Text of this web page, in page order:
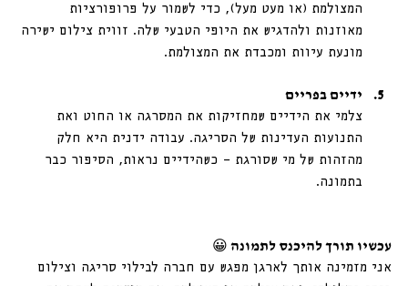
המצולמת (או מעט מעל), כדי לשמור על פרופורציות
מאוזנות ולהדגיש את היופי הטבעי שלה. זווית צילום ישירה
מונעת עיוות ומכבדת את המצולמת.
ידיים בפריים
צלמי את הידיים שמחזיקות את המסרגה או החוט ואת
התנועות העדינות של הסריגה. עבודה ידנית היא חלק
מהזהות של מי שסורגת — כשהידיים נראות, הסיפור כבר
בתמונה.
עכשיו תורך להיכנס לתמונה 😀
אני מזמינה אותך לארגן מפגש עם חברה לבילוי סריגה וצילום